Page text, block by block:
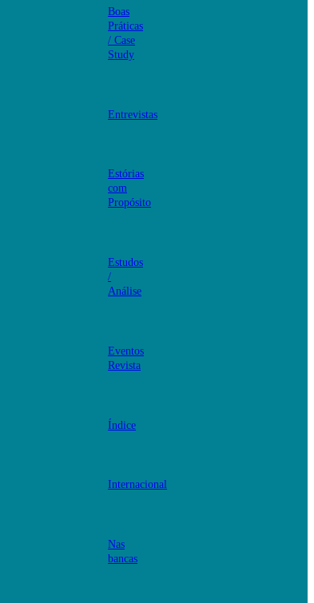
Boas
Práticas
/ Case
Study
Entrevistas
Estórias
com
Propósito
Estudos
/
Análise
Eventos
Revista
Índice
Internacional
Nas
bancas